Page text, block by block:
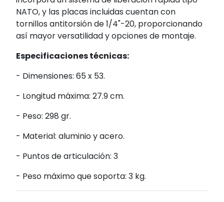
NATO, y las placas incluidas cuentan con
tornillos antitorsión de 1/4"-20, proporcionando
así mayor versatilidad y opciones de montaje.
Especificaciones técnicas:
- Dimensiones: 65 x 53.
- Longitud máxima: 27.9 cm.
- Peso: 298 gr.
- Material: aluminio y acero.
- Puntos de articulación: 3
- Peso máximo que soporta: 3 kg.